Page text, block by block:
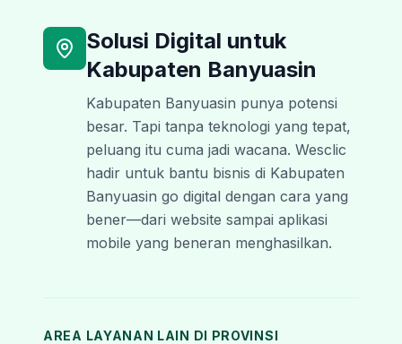
Solusi Digital untuk
Kabupaten Banyuasin
Kabupaten Banyuasin punya potensi
besar. Tapi tanpa teknologi yang tepat,
peluang itu cuma jadi wacana. Wesclic
hadir untuk bantu bisnis di Kabupaten
Banyuasin go digital dengan cara yang
bener—dari website sampai aplikasi
mobile yang beneran menghasilkan.
AREA LAYANAN LAIN DI PROVINSI